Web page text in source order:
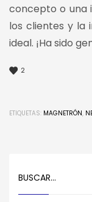
concepto o una
los clientes y la
ideal. ¡Ha sido
2
ETIQUETAS: MAGNETRÓN,
BUSCAR…